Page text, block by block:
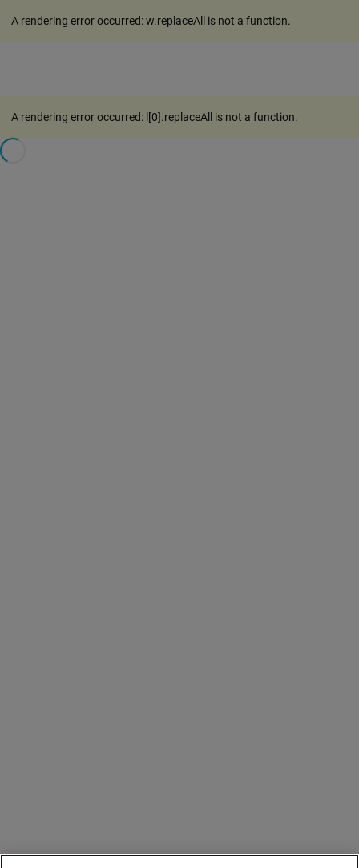
A rendering error occurred:w.replaceAll is not a function.
A rendering error occurred: l[0].replaceAll is not a function.